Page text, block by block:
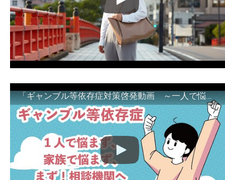
「ギャンブル等依存症対策啓発動画 ～一人で悩まず、家族で悩まず、まず！相談機関へ～」